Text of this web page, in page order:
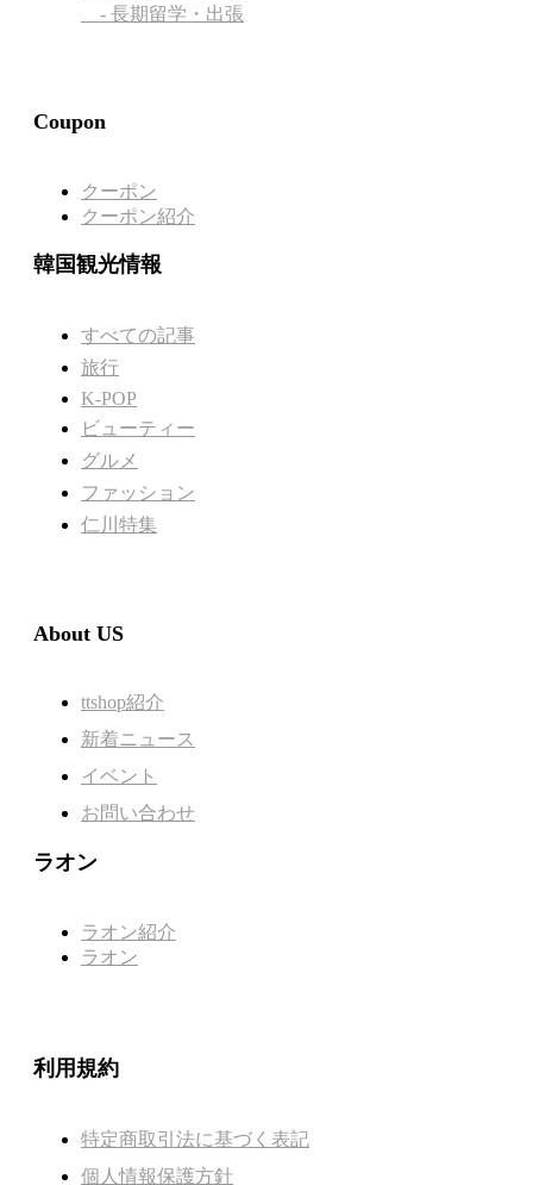
- 長期留学・出張
Coupon
クーポン
クーポン紹介
韓国観光情報
すべての記事
旅行
K-POP
ビューティー
グルメ
ファッション
仁川特集
About US
ttshop紹介
新着ニュース
イベント
お問い合わせ
ラオン
ラオン紹介
ラオン
利用規約
特定商取引法に基づく表記
個人情報保護方針